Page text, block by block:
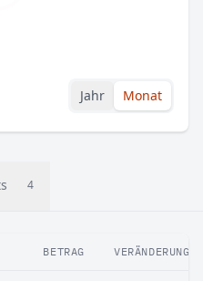
Jahr Monat
4
BETRAG VERÄNDERUNG